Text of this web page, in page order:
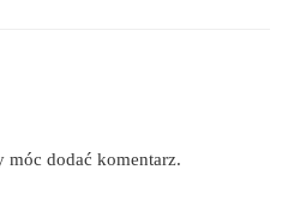
móc dodać komentarz.